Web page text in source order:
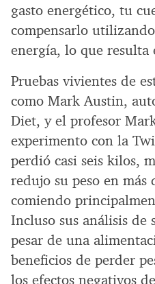
gasto energético, tu
compensarlo
energía, lo que resulta
Pruebas vivientes de
como Mark Austin,
Diet, y el profesor
experimento con la
perdió casi seis kilos,
redujo su peso en más
comiendo
Incluso sus análisis de
pesar de una
beneficios de perder
los efectos negativos